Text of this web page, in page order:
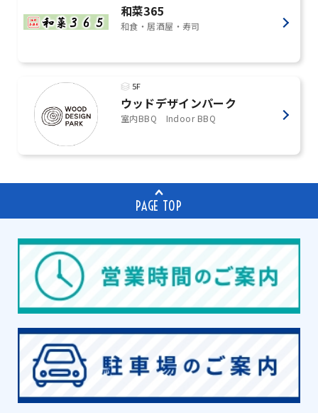
和菜365
和食・居酒屋・寿司
5F
ウッドデザインパーク
室内BBQ Indoor BBQ
PAGE TOP